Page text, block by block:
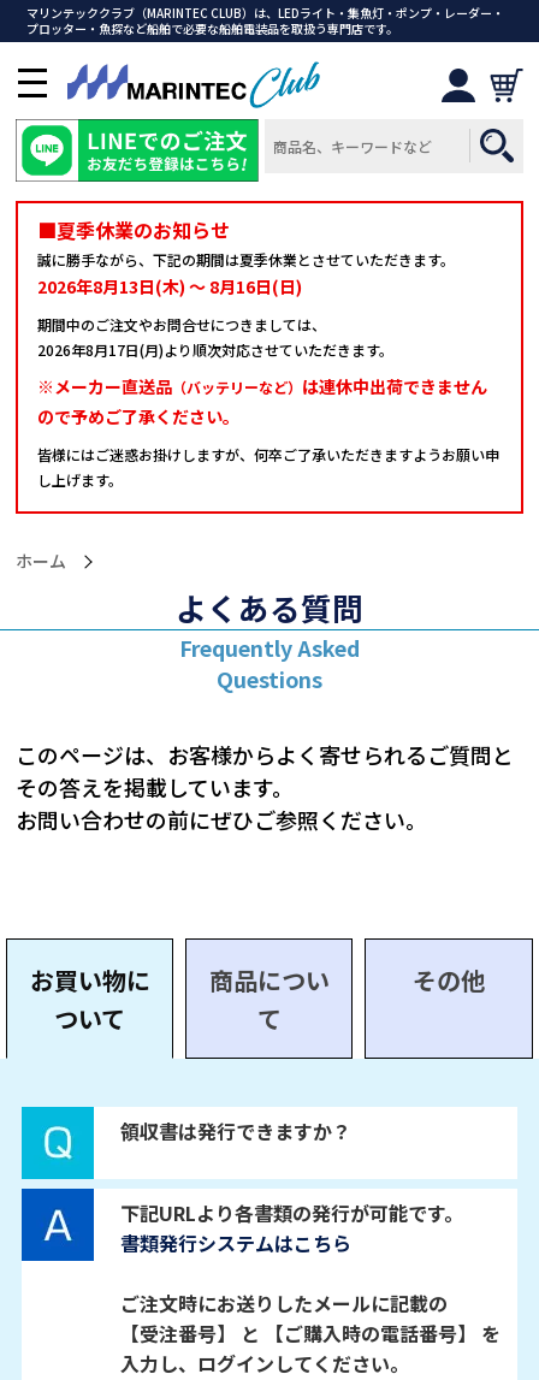
マリンテッククラブ（MARINTEC CLUB）は、LEDライト・集魚灯・ポンプ・レーダー・
プロッター・魚探など船舶で必要な船舶電装品を取扱う専門店です。
メ
ニ
ュ
ー
を
■夏季休業のお知らせ
誠に勝手ながら、下記の期間は夏季休業とさせていただきます。
2026年8月13日(木) ～ 8月16日(日)
期間中のご注文やお問合せにつきましては、
2026年8月17日(月)より順次対応させていただきます。
※メーカー直送品 （バッテリーなど） は連休中出荷できません
ので予めご了承ください。
皆様にはご迷惑お掛けしますが、何卒ご了承いただきますようお願い申
し上げます。
ホーム
よくある質問
このページは、お客様からよく寄せられるご質問と
その答えを掲載しています。
お問い合わせの前にぜひご参照ください。
お買い物に
ついて
商品につい
て
その他
領収書は発行できますか？
下記URLより各書類の発行が可能です。
書類発行システムはこちら
ご注文時にお送りしたメールに記載の
【受注番号】 と 【ご購入時の電話番号】 を
入力し、ログインしてください。